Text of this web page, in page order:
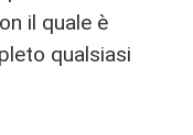
il quale è
qualsiasi